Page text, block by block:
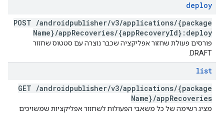
deploy
POST /androidpublisher/v3/applications/{package
Name}/appRecoveries/{appRecoveryId}:deploy
פורסים פעולת שחזור אפליקציה שכבר נוצרה עם סטטוס שחזור
DRAFT.
list
GET /androidpublisher/v3/applications/{package
Name}/appRecoveries
מציג רשימה של כל משאבי הפעולות לשחזור אפליקציות שמשויכים